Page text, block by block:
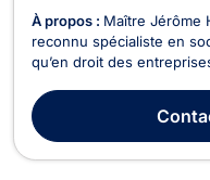
À propos : Maître Jérôme
reconnu spécialiste en
qu’en droit des
grande expertise en
administrateurs de